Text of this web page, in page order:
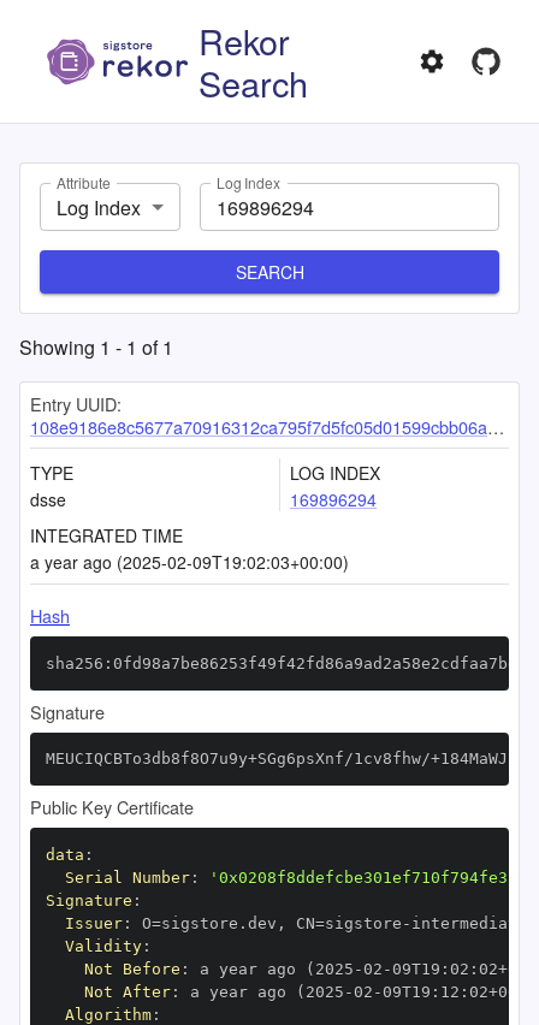
Rekor
Search
Attribute
Log Index
Log Index
SEARCH
Showing 1 - 1 of1
Entry UUID:
108e9186e8c5677a70916312ca795f7d5fc05d01599cbb06a2c9b0a53c5fc7f7a850546a6e248fb0
TYPE
dsse
LOG INDEX
169896294
INTEGRATED TIME
a year ago (2025-02-09T19:02:03+00:00)
Hash
Signature
MEUCIQCBTo3db8f8O7u9y+SGg6psXnf/1cv8fhw/
Public Key Certificate
data :
Serial Number:
Signature :
Issuer: O=sigstore.dev , CN=sigstore -
Validity:
Not Before : a year ago (2025 -02 -09T19 : 02 : 02+00
Not After: a year ago (2025 -02 -09T19 : 12 : 02+00
Algorithm: